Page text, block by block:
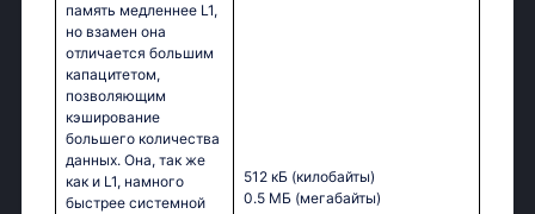
память медленнее L1,
но взамен она
отличается большим
капацитетом,
позволяющим
кэширование
большего количества
данных. Она, так же
как и L1, намного
быстрее системной
512 кБ (килобайты)
0.5 МБ (мегабайты)